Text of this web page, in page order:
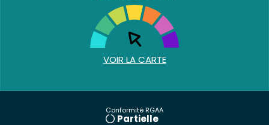
VOIR LA CARTE
Conformité RGAA
Partielle